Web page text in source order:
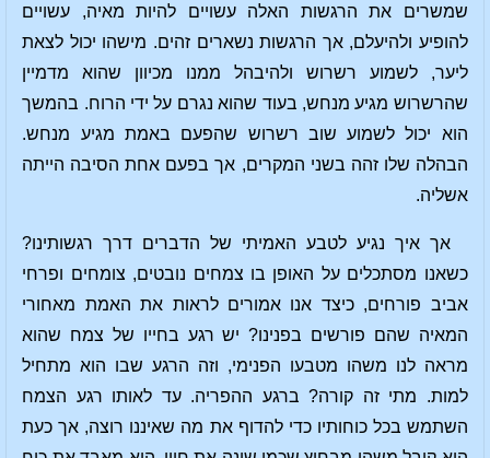
שמשרים את הרגשות האלה עשויים להיות מאיה, עשויים
להופיע ולהיעלם, אך הרגשות נשארים זהים. מישהו יכול לצאת
ליער, לשמוע רשרוש ולהיבהל ממנו מכיוון שהוא מדמיין
שהרשרוש מגיע מנחש, בעוד שהוא נגרם על ידי הרוח. בהמשך
הוא יכול לשמוע שוב רשרוש שהפעם באמת מגיע מנחש.
הבהלה שלו זהה בשני המקרים, אך בפעם אחת הסיבה הייתה
אשליה.
אך איך נגיע לטבע האמיתי של הדברים דרך רגשותינו?
כשאנו מסתכלים על האופן בו צמחים נובטים, צומחים ופרחי
אביב פורחים, כיצד אנו אמורים לראות את האמת מאחורי
המאיה שהם פורשים בפנינו? יש רגע בחייו של צמח שהוא
מראה לנו משהו מטבעו הפנימי, וזה הרגע שבו הוא מתחיל
למות. מתי זה קורה? ברגע ההפריה. עד לאותו רגע הצמח
השתמש בכל כוחותיו כדי להדוף את מה שאיננו רוצה, אך כעת